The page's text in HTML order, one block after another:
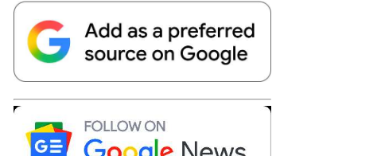
Telegram Copy URL